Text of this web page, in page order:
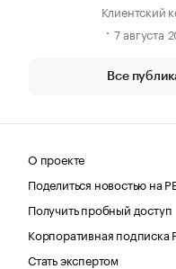
Клиентский
7 августа
Все
О проекте
Поделиться новостью на
Получить пробный доступ
Корпоративная подписка
Стать экспертом